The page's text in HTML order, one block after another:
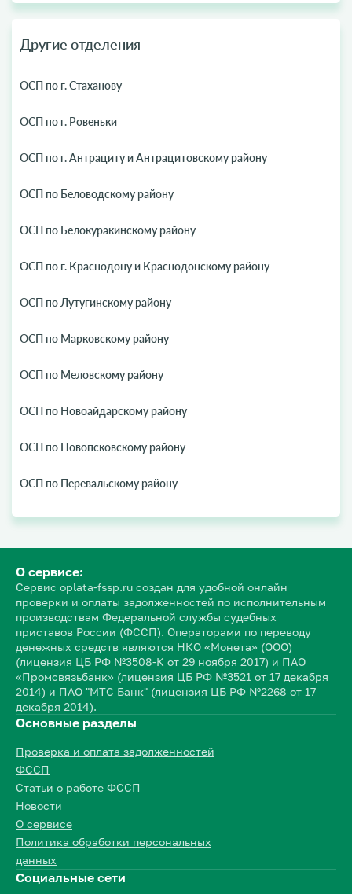
Другие отделения
ОСП по г. Стаханову
ОСП по г. Ровеньки
ОСП по г. Антрациту и Антрацитовскому району
ОСП по Беловодскому району
ОСП по Белокуракинскому району
ОСП по г. Краснодону и Краснодонскому району
ОСП по Лутугинскому району
ОСП по Марковскому району
ОСП по Меловскому району
ОСП по Новоайдарскому району
ОСП по Новопсковскому району
ОСП по Перевальскому району
О сервисе:
Сервис oplata-fssp.ru создан для удобной онлайн
проверки и оплаты задолженностей по исполнительным
производствам Федеральной службы судебных
приставов России (ФССП). Операторами по переводу
денежных средств являются НКО «Монета» (ООО)
(лицензия ЦБ РФ №3508-К от 29 ноября 2017) и ПАО
«Промсвязьбанк» (лицензия ЦБ РФ №3521 от 17 декабря
2014) и ПАО "МТС Банк" (лицензия ЦБ РФ №2268 от 17
декабря 2014).
Основные разделы
Проверка и оплата задолженностей
ФССП
Статьи о работе ФССП
Новости
О сервисе
Политика обработки персональных
данных
Социальные сети